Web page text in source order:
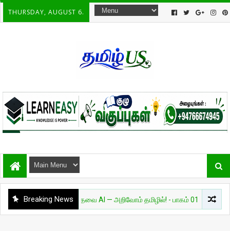
THURSDAY, AUGUST 6.
Breaking News
அறிவியல் தேவை AI — அறிவோம் தமிழில்! - பாகம் 01 சுவாரசியம்